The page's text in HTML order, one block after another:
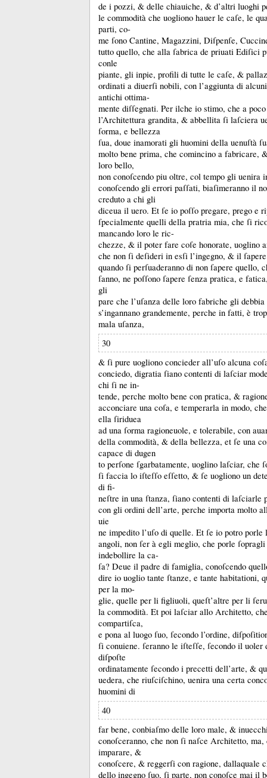
de i pozzi, & delle chiauiche, & d’altri luoghi
le commodità che uogliono hauer le caſe, le
parti, co-
me ſono Cantine, Magazzini, Diſpenſe,
tutto quello, che alla ſabrica de priuati Ediſici
conle
piante, gli inpie, profili di tutte le caſe, &
ordinati a diuerſi nobili, con l’aggiunta di
antichi ottima-
mente diſſegnati. Per ilche io stimo, che a
l’Architettura grandita, & abbellita ſi laſciera
ſorma, e bellezza
ſua, doue inamorati gli huomini della uenuſtà
molto bene prima, che comincino a fabricare,
loro bello,
non conoſcendo piu oltre, col tempo gli uenira
conoſcendo gli errori paſſati, biaſimeranno il
creduto a chi gli
diceua il uero. Et ſe io poſſo pregare, prego e
ſpecialmente quelli della pratria mia, che ſi
mancando loro le ric-
chezze, & il poter fare coſe honorate, uoglino
che non ſi deſideri in esſi l’ingegno, & il
quando ſi perſuaderanno di non ſapere quello,
ſanno, ne poſſono ſapere ſenza pratica, e
gli
pare che l’uſanza delle loro fabriche gli debbia
s’ingannano grandemente, perche in fatti, è
mala uſanza,
30
& ſi pure uogliono concieder all’uſo alcuna
conciedo, digratia ſiano contenti di laſciar
chi ſi ne in-
tende, perche molto bene con pratica, &
acconciare una coſa, e temperarla in modo,
ella ſiriduea
ad una ſorma ragioneuole, e tolerabile, con
della commodità, & della bellezza, et ſe una
capace di dugen
to perſone ſgarbatamente, uoglino laſciar, che
ſi faccia lo iſteſſo eſſetto, & ſe uogliono un
di fi-
neſtre in una ſtanza, ſiano contenti di laſciarle
con gli ordini dell’arte, perche importa molto
uie
ne impedito l’uſo di quelle. Et ſe io potro porle
angoli, non ſer à egli meglio, che porle
indebollire la ca-
ſa? Deue il padre di famiglia, conoſcendo
dire io uoglio tante ſtanze, e tante habitationi,
per la mo-
glie, quelle per li figliuoli, queſt’altre per li
la commodità. Et poi laſciar allo Architetto,
compartiſca,
e pona al luogo ſuo, ſecondo l’ordine,
ſi conuiene. ſeranno le iſteſſe, ſecondo il
diſpoſte
ordinatamente ſecondo i precetti dell’arte, &
uedera, che riuſciſchino, uenira una certa
huomini di
40
far bene, conbiaſmo delle loro male, &
conoſceranno, che non ſi naſce Architetto, ma,
imparare, &
conoſcere, & reggerſi con ragione, dallaquale
dello ingegno ſuo, ſi parte, non conoſce mai il